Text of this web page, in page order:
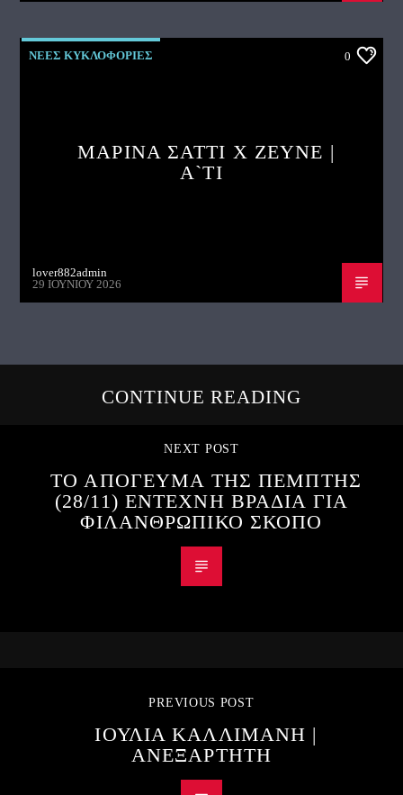
ΝΕΕΣ ΚΥΚΛΟΦΟΡΙΕΣ 0
ΜΑΡΙΝΑ ΣΑΤΤΙ X ZEYNE |
A`TI
lover882admin
29 ΙΟΥΝΊΟΥ 2026
CONTINUE READING
NEXT POST
ΤΟ ΑΠΟΓΕΥΜΑ ΤΗΣ ΠΕΜΠΤΗΣ
(28/11) ΕΝΤΕΧΝΗ ΒΡΑΔΙΑ ΓΙΑ
ΦΙΛΑΝΘΡΩΠΙΚΟ ΣΚΟΠΟ
PREVIOUS POST
ΙΟΥΛΙΑ ΚΑΛΛΙΜΑΝΗ |
ΑΝΕΞΑΡΤΗΤΗ